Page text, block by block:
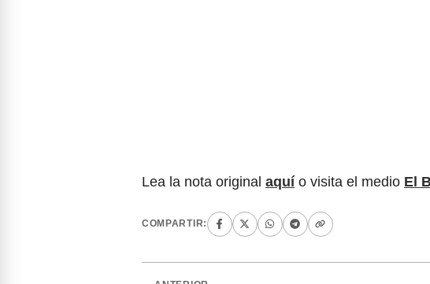
Lea la nota original aquí o visita el medio El
COMPARTIR: